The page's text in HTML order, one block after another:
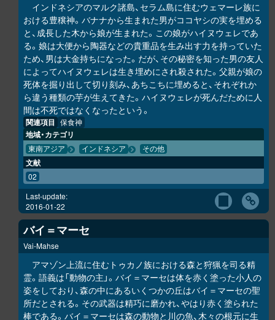
インドネシアのマルク諸島、セラム島に住むウェマーレ族に
おける豊穣神。バナナから生まれた男がココヤシの実を埋める
と、成長した木から娘が生まれた。この娘がハイヌウェレであ
る。娘は大便から陶器などの貴重品を生み出す力を持っていた
ため、男は大金持ちになった。だが、その秘密を知った男の友人
によってハイヌウェレは生き埋めにされ殺された。父親が娘の
死体を掘り出して切り刻み、あちこちに埋めると、それぞれか
ら違う種類の芋が生えてきた。ハイヌウェレが死んだために人
間は不死ではなくなったという。
関連項目 保食神
地域・カテゴリ
東南アジア インドネシア その他
文献
02
Last-update:
2016-01-22
バイ＝マーセ
Vai-Mahse
アマゾン上流に住むトゥカノ族における森と狩猟を司る精
霊。語義は「動物の主」。バイ＝マーセは体を赤く塗った小人の
姿をしており、森の中にあるいくつかの丘はバイ＝マーセの聖
所だとされる。その武器は精巧に磨かれ、やはり赤く塗られた
棒である。バイ＝マーセは森の動物と川の魚、木々の根元に生